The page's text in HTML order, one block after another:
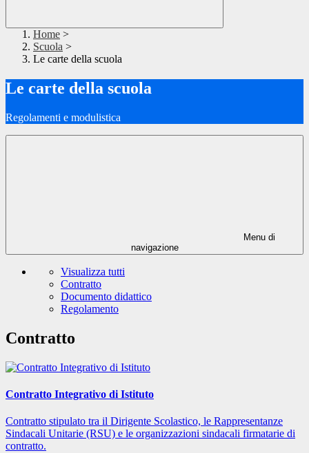
Home >
Scuola >
Le carte della scuola
Le carte della scuola
Regolamenti e modulistica
Menu di
navigazione
Visualizza tutti
Contratto
Documento didattico
Regolamento
Contratto
Contratto Integrativo di Istituto
Contratto stipulato tra il Dirigente Scolastico, le Rappresentanze
Sindacali Unitarie (RSU) e le organizzazioni sindacali firmatarie di
contratto.